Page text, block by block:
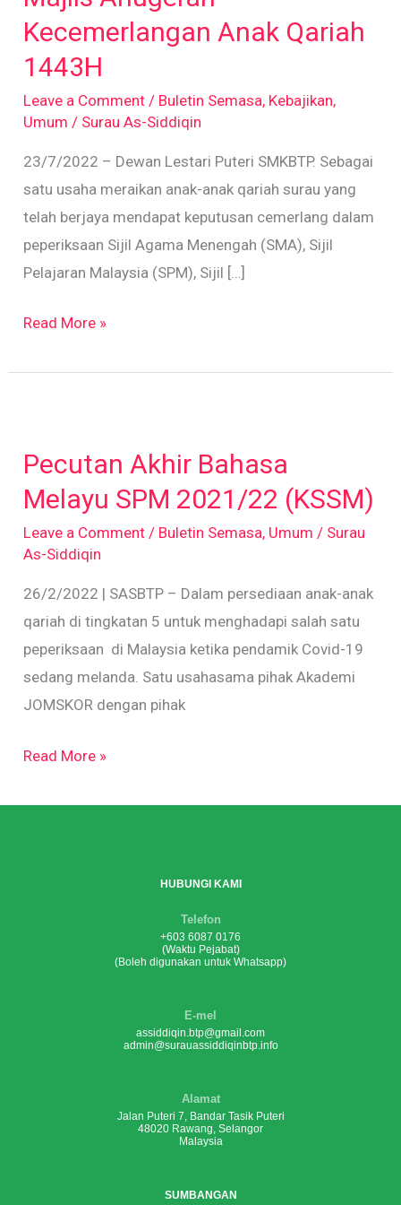
Kecemerlangan Anak Qariah
1443H
Leave a Comment / Buletin Semasa, Kebajikan,
Umum / Surau As-Siddiqin
23/7/2022 – Dewan Lestari Puteri SMKBTP. Sebagai
satu usaha meraikan anak-anak qariah surau yang
telah berjaya mendapat keputusan cemerlang dalam
peperiksaan Sijil Agama Menengah (SMA), Sijil
Pelajaran Malaysia (SPM), Sijil […]
Anak
1443H
Read More »
Pecutan Akhir Bahasa
Melayu SPM 2021/22 (KSSM)
Leave a Comment / Buletin Semasa, Umum / Surau
As-Siddiqin
26/2/2022 | SASBTP – Dalam persediaan anak-anak
qariah di tingkatan 5 untuk menghadapi salah satu
peperiksaan di Malaysia ketika pendamik Covid-19
sedang melanda. Satu usahasama pihak Akademi
JOMSKOR dengan pihak
Bahasa
Melayu
2021/22
Read More »
HUBUNGI KAMI
Telefon
+603 6087 0176
(Waktu Pejabat)
(Boleh digunakan untuk Whatsapp)
E-mel
assiddiqin.btp@gmail.com
admin@surauassiddiqinbtp.info
Alamat
Jalan Puteri 7, Bandar Tasik Puteri
48020 Rawang, Selangor
Malaysia
SUMBANGAN